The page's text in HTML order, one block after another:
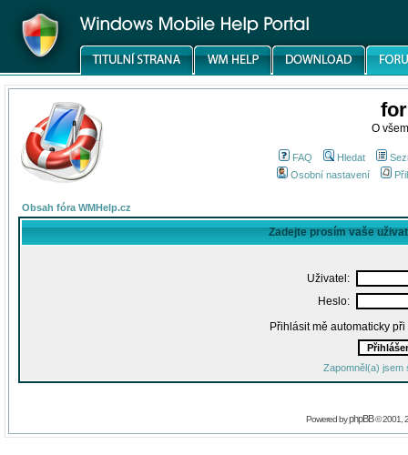
O
FAQ Hledat
Osobní nastavení
Obsah fóra WMHelp.cz
Zadejte prosím vaše
Uživatel:
Heslo:
Přihlásit mě automaticky
Zapomněl(a) jsem
Powered byphpBB© 2001,